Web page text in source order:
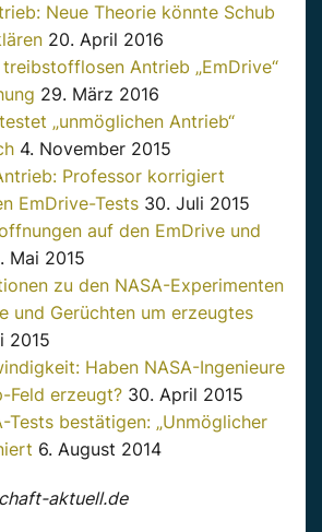
Neue Theorie könnte Schub
20. April 2016
Antrieb „EmDrive“
29. März 2016
„unmöglichen Antrieb“
4. November 2015
Professor korrigiert
EmDrive-Tests 30. Juli 2015
auf den EmDrive und
Mai 2015
zu den NASA-Experimenten
und Gerüchten um erzeugtes
2015
Haben NASA-Ingenieure
Feld erzeugt? 30. April 2015
Tests bestätigen: „Unmöglicher
6. August 2014
aktuell.de